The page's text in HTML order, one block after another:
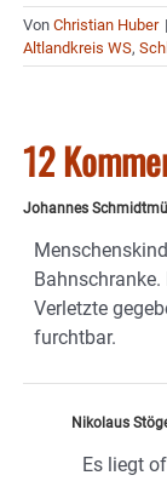
Von Christian Huber |
Altlandkreis WS,
12
Johannes
Verletzte
furchtbar.
Nikolaus
Es liegt